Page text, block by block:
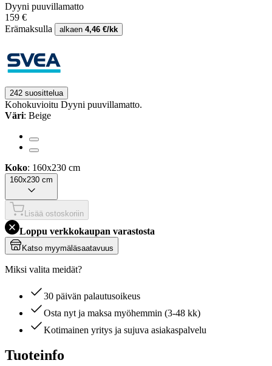
Dyyni puuvillamatto
159 €
Erämaksulla
alkaen 4,46 €/kk
242 suosittelua
Kohokuvioitu Dyyni puuvillamatto.
Väri: Beige
Koko: 160x230 cm
160x230 cm
Lisää ostoskoriin
Loppu verkkokaupan varastosta
Katso myymäläsaatavuus
Miksi valita meidät?
30 päivän palautusoikeus
Osta nyt ja maksa myöhemmin (3-48 kk)
Kotimainen yritys ja sujuva asiakaspalvelu
Tuoteinfo